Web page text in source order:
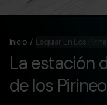
Inicio Esquiar En Los
La estación
de los